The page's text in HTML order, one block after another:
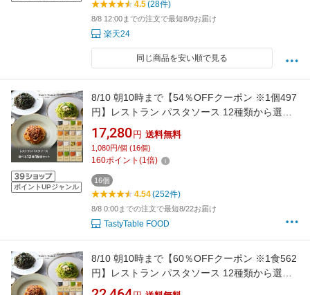
4.5(28件)
8/8 12:00までの注文で最短8/9お届け
楽天24
同じ商品を安い順で見る
ポイントUPジャンル
8/10 朝10時まで【54％OFFクーポン ※1個497
円】レストラン パスタソース 12種類から選べ
る パスタ ソース セット (16個 麺なし)
レ/PastaSauce 限定MENU 手作り 送料無料 冷
凍 グルメ 食品 お取り寄せ ギフト プレゼント
17,280 円 送料無料
1,080円/個 (16個)
160ポイント (1倍)
16個
4.54(252件)
8/8 0:00までの注文で最短8/22お届け
TastyTable FOOD
8/10 朝10時まで【60％OFFクーポン ※1食562
円】レストラン パスタソース 12種類から選べ
る パスタ ソース セット (16セット 麺あり)